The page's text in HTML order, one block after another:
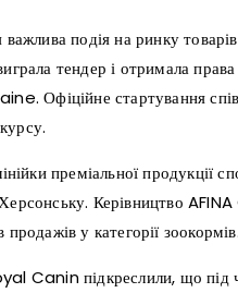
важлива подія на ринку
тендер і отримала
Офіційне стартування
преміальної продукції
Керівництво
продажів у категорії зоокормів.
Canin підкреслили, що під